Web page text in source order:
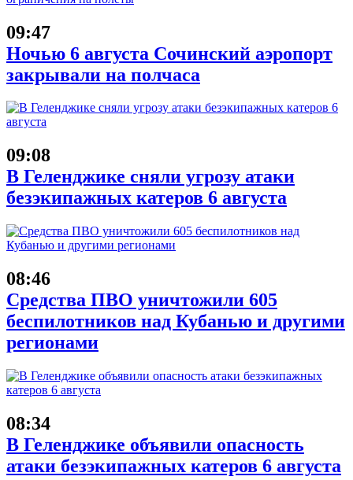
09:47
Ночью 6 августа Сочинский аэропорт
закрывали на полчаса
09:08
В Геленджике сняли угрозу атаки
безэкипажных катеров 6 августа
08:46
Средства ПВО уничтожили 605
беспилотников над Кубанью и другими
регионами
08:34
В Геленджике объявили опасность
атаки безэкипажных катеров 6 августа